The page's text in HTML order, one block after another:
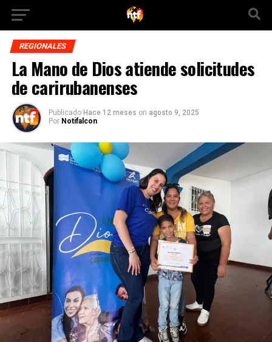
REGIONALES
La Mano de Dios atiende solicitudes
de carirubanenses
Publicado Hace 12 meses on agosto 9, 2025
Por Notifalcon